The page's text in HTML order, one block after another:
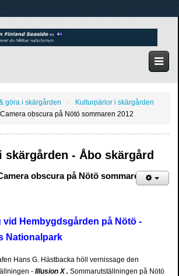
göra i skärgården
Kulturpärlor i skärgården
obscura på Nötö sommaren 2012
- Åbo skärgård
obscura på Nötö sommaren 2012
Hembygdsgården på Nötö -
Nationalpark
Hans G. Hästbacka höll vernissage den
- Illusion X . Sommarutställningen på Nötö